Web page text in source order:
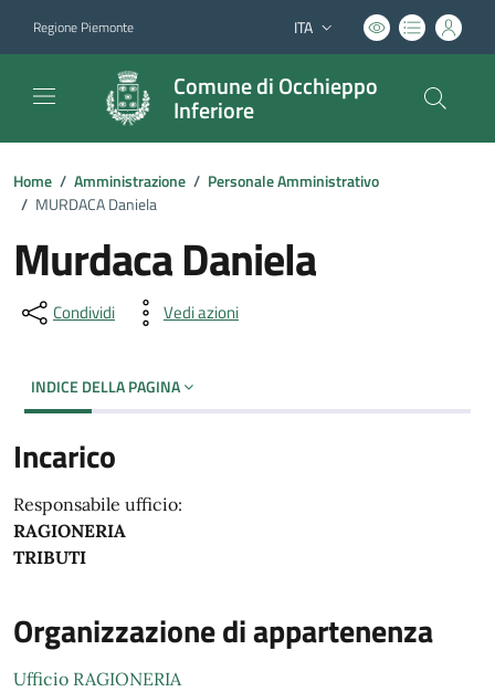
Regione Piemonte Lingua attiva:
ITA
Comune di Occhieppo
Inferiore
Home / Amministrazione / Personale Amministrativo
/ MURDACA Daniela
Murdaca Daniela
Condividi Vedi azioni
INDICE DELLA PAGINA
Incarico
Responsabile ufficio:
RAGIONERIA
TRIBUTI
Organizzazione di appartenenza
Ufficio RAGIONERIA